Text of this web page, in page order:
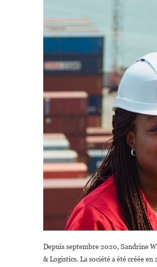
Depuis septembre 2020, Sandrine
& Logistics. La société a été créée